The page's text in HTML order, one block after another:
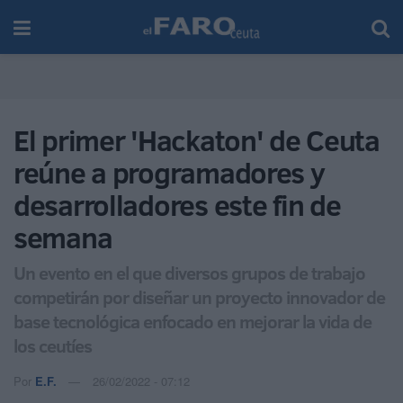
El primer 'Hackaton' de Ceuta
reúne a programadores y
desarrolladores este fin de
semana
Un evento en el que diversos grupos de trabajo
competirán por diseñar un proyecto innovador de
base tecnológica enfocado en mejorar la vida de
los ceutíes
Por E.F. 26/02/2022 - 07:12